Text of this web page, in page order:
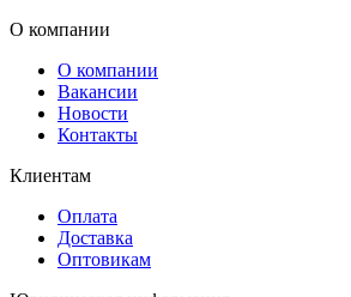
О компании
О компании
Вакансии
Новости
Контакты
Клиентам
Оплата
Доставка
Оптовикам